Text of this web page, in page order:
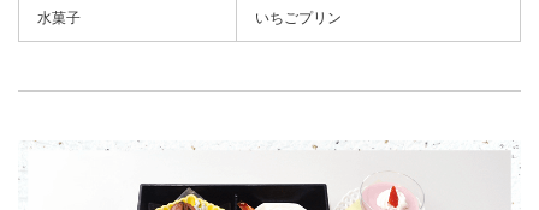
水菓子 いちごプリン